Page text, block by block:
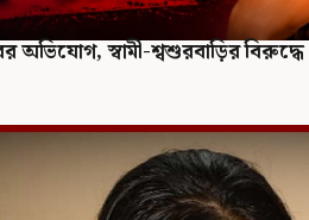
অভিযোগ, স্বামী-শ্বশুরবাড়ির